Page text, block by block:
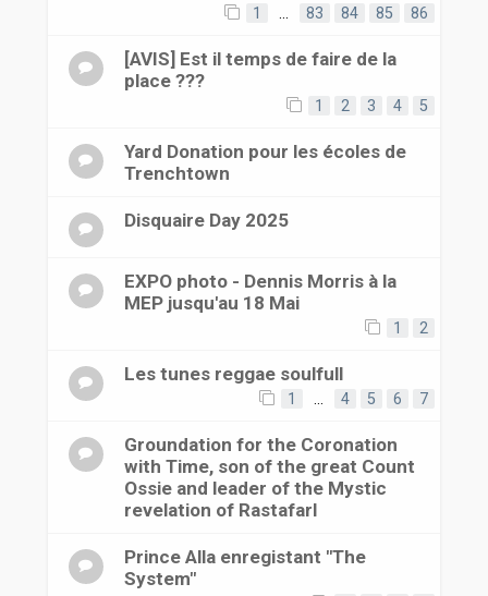
1 83 84 85 86
[AVIS] Est il temps de faire de la
place ???
1 2 3 4 5
Yard Donation pour les écoles de
Trenchtown
Disquaire Day 2025
EXPO photo - Dennis Morris à la
MEP jusqu'au 18 Mai
1 2
Les tunes reggae soulfull
1 4 5 6 7
Groundation for the Coronation
with Time, son of the great Count
Ossie and leader of the Mystic
revelation of RastafarI
Prince Alla enregistant "The
System"